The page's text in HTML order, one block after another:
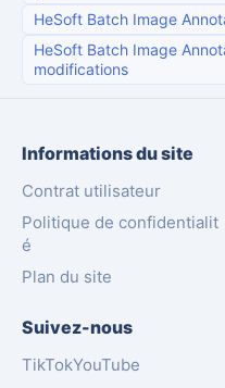
HeSoft Batch Image
HeSoft Batch Image
modifications
Informations du site
Contrat utilisateur
Politique de confidentialit
é
Plan du site
Suivez-nous
TikTokYouTube